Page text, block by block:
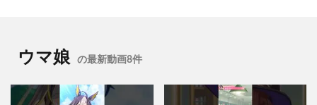
ウマ娘 の最新動画8件